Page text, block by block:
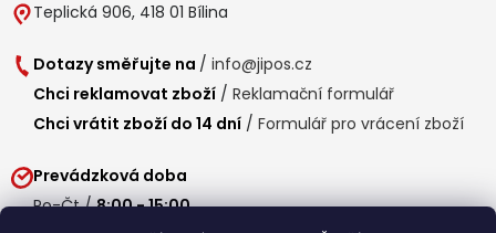
Teplická 906, 418 01 Bílina
Dotazy směřujte na / info@jipos.cz
Chci reklamovat zboží / Reklamační formulář
Chci vrátit zboží do 14 dní / Formulář pro vrácení zboží
Prevádzková doba
Po-Čt /8:00 - 15:00